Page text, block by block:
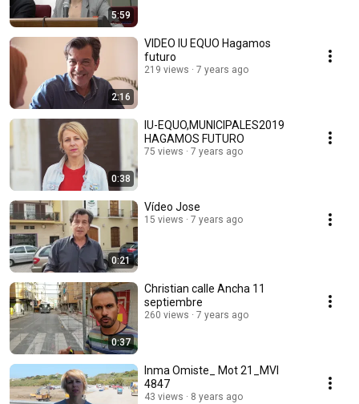
5:59
2:16
VIDEO IU EQUO Hagamos
futuro
219 views 7 years ago
0:38
IU-EQUO,MUNICIPALES2019
HAGAMOS FUTURO
75 views 7 years ago
0:21
Vídeo Jose
15 views 7 years ago
0:37
Christian calle Ancha 11
septiembre
260 views 7 years ago
Inma Omiste_ Mot 21_MVI
4847
43 views 8 years ago